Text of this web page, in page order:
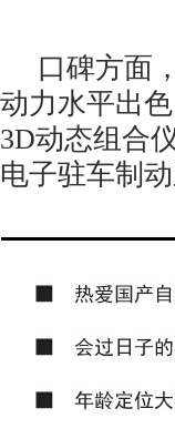
口碑方面
动力水平出
3D动态组合
电子驻车制